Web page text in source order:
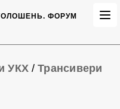
ФОРУМ
УКХ / Трансивери